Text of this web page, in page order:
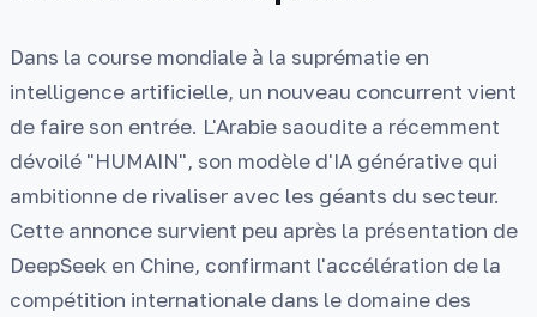
Dans la course mondiale à la suprématie en
intelligence artificielle, un nouveau concurrent vient
de faire son entrée. L'Arabie saoudite a récemment
dévoilé "HUMAIN", son modèle d'IA générative qui
ambitionne de rivaliser avec les géants du secteur.
Cette annonce survient peu après la présentation de
DeepSeek en Chine, confirmant l'accélération de la
compétition internationale dans le domaine des